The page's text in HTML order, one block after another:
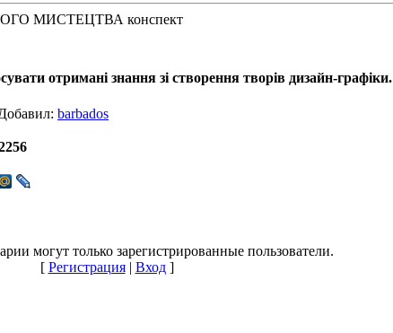
МИСТЕЦТВА конспект
отримані знання зі створення творів дизайн-графіки.
: barbados
могут только зарегистрированные пользователи.
[ Регистрация| Вход]